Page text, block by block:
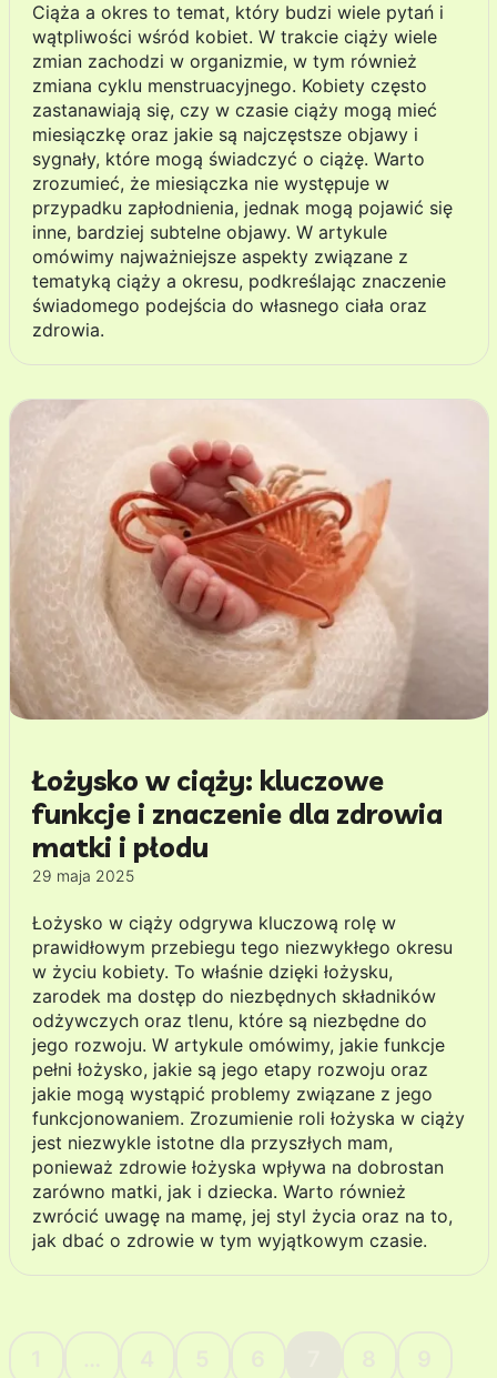
Ciąża a okres to temat, który budzi wiele pytań i
wątpliwości wśród kobiet. W trakcie ciąży wiele
zmian zachodzi w organizmie, w tym również
zmiana cyklu menstruacyjnego. Kobiety często
zastanawiają się, czy w czasie ciąży mogą mieć
miesiączkę oraz jakie są najczęstsze objawy i
sygnały, które mogą świadczyć o ciążę. Warto
zrozumieć, że miesiączka nie występuje w
przypadku zapłodnienia, jednak mogą pojawić się
inne, bardziej subtelne objawy. W artykule
omówimy najważniejsze aspekty związane z
tematyką ciąży a okresu, podkreślając znaczenie
świadomego podejścia do własnego ciała oraz
zdrowia.
Łożysko w ciąży: kluczowe
funkcje i znaczenie dla zdrowia
matki i płodu
29 maja 2025
Łożysko w ciąży odgrywa kluczową rolę w
prawidłowym przebiegu tego niezwykłego okresu
w życiu kobiety. To właśnie dzięki łożysku,
zarodek ma dostęp do niezbędnych składników
odżywczych oraz tlenu, które są niezbędne do
jego rozwoju. W artykule omówimy, jakie funkcje
pełni łożysko, jakie są jego etapy rozwoju oraz
jakie mogą wystąpić problemy związane z jego
funkcjonowaniem. Zrozumienie roli łożyska w ciąży
jest niezwykle istotne dla przyszłych mam,
ponieważ zdrowie łożyska wpływa na dobrostan
zarówno matki, jak i dziecka. Warto również
zwrócić uwagę na mamę, jej styl życia oraz na to,
jak dbać o zdrowie w tym wyjątkowym czasie.